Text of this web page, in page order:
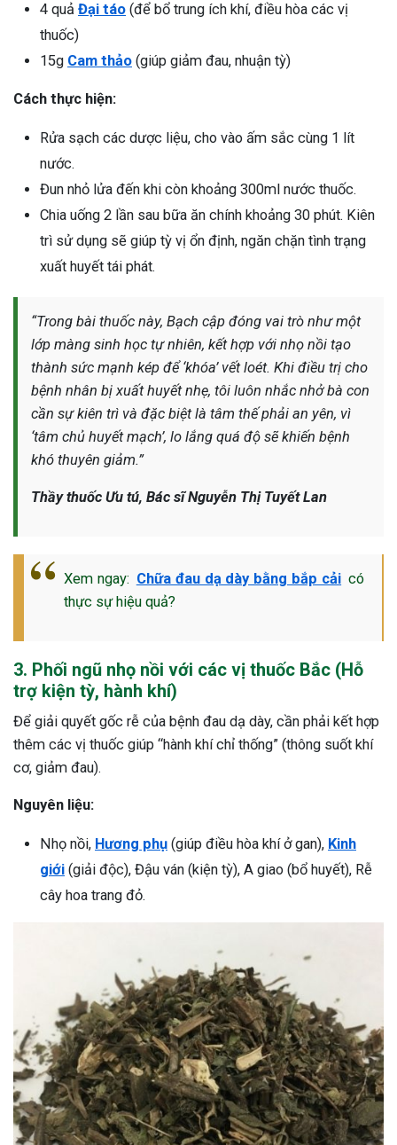
4 quả Đại táo (để bổ trung ích khí, điều hòa các vị
thuốc)
15g Cam thảo (giúp giảm đau, nhuận tỳ)
Cách thực hiện:
Rửa sạch các dược liệu, cho vào ấm sắc cùng 1 lít
nước.
Đun nhỏ lửa đến khi còn khoảng 300ml nước thuốc.
Chia uống 2 lần sau bữa ăn chính khoảng 30 phút. Kiên
trì sử dụng sẽ giúp tỳ vị ổn định, ngăn chặn tình trạng
xuất huyết tái phát.
“Trong bài thuốc này, Bạch cập đóng vai trò như một
lớp màng sinh học tự nhiên, kết hợp với nhọ nồi tạo
thành sức mạnh kép để ‘khóa’ vết loét. Khi điều trị cho
bệnh nhân bị xuất huyết nhẹ, tôi luôn nhắc nhở bà con
cần sự kiên trì và đặc biệt là tâm thế phải an yên, vì
‘tâm chủ huyết mạch’, lo lắng quá độ sẽ khiến bệnh
khó thuyên giảm.”
Thầy thuốc Ưu tú, Bác sĩ Nguyễn Thị Tuyết Lan
Xem ngay: Chữa đau dạ dày bằng bắp cải có
thực sự hiệu quả?
3. Phối ngũ nhọ nồi với các vị thuốc Bắc (Hỗ
trợ kiện tỳ, hành khí)
Để giải quyết gốc rễ của bệnh đau dạ dày, cần phải kết hợp
thêm các vị thuốc giúp “hành khí chỉ thống” (thông suốt khí
cơ, giảm đau).
Nguyên liệu:
Nhọ nồi, Hương phụ (giúp điều hòa khí ở gan), Kinh
giới (giải độc), Đậu ván (kiện tỳ), A giao (bổ huyết), Rễ
cây hoa trang đỏ.